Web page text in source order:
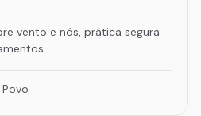
vento e nós, prática segura